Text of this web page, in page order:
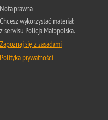
Nota prawna
Chcesz wykorzystać materiał
z serwisu Policja Małopolska.
Zapoznaj się z zasadami
Polityka prywatności